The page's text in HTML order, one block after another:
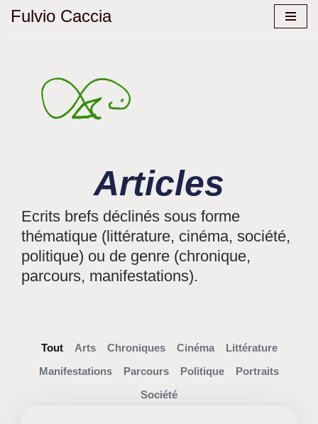
Fulvio Caccia
Articles
Ecrits brefs déclinés sous forme
thématique (littérature, cinéma, société,
politique) ou de genre (chronique,
parcours, manifestations).
Arts Chroniques Cinéma
Littérature
Manifestations
Parcours Politique
Portraits
Société
Tout